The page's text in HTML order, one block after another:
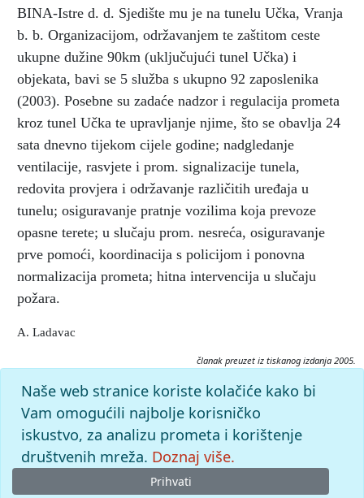
BINA-Istre d. d. Sjedište mu je na tunelu Učka, Vranja
b. b. Organizacijom, održavanjem te zaštitom ceste
ukupne dužine 90km (uključujući tunel Učka) i
objekata, bavi se 5 služba s ukupno 92 zaposlenika
(2003). Posebne su zadaće nadzor i regulacija prometa
kroz tunel Učka te upravljanje njime, što se obavlja 24
sata dnevno tijekom cijele godine; nadgledanje
ventilacije, rasvjete i prom. signalizacije tunela,
redovita provjera i održavanje različitih uređaja u
tunelu; osiguravanje pratnje vozilima koja prevoze
opasne terete; u slučaju prom. nesreća, osiguravanje
prve pomoći, koordinacija s policijom i ponovna
normalizacija prometa; hitna intervencija u slučaju
požara.
A. Ladavac
članak preuzet iz tiskanog izdanja 2005.
Citiranje:
Istarska enciklopedija (2005), mrežno izdanje.
Leksikografski zavod Miroslav Krleža, 2026. Pristupljeno
10.8.2026. <https://istra.lzmk.hr/clanak/bina-istra-d-d>.
Naše web stranice koriste kolačiće kako bi
Vam omogućili najbolje korisničko
iskustvo, za analizu prometa i korištenje
društvenih mreža. Doznaj više.
Prihvati
© 2026Leksikografski zavodMiroslav Krleža